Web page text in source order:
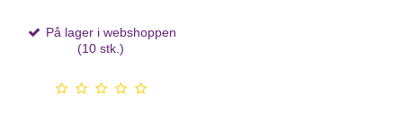
På lager i webshoppen
(10 stk.)